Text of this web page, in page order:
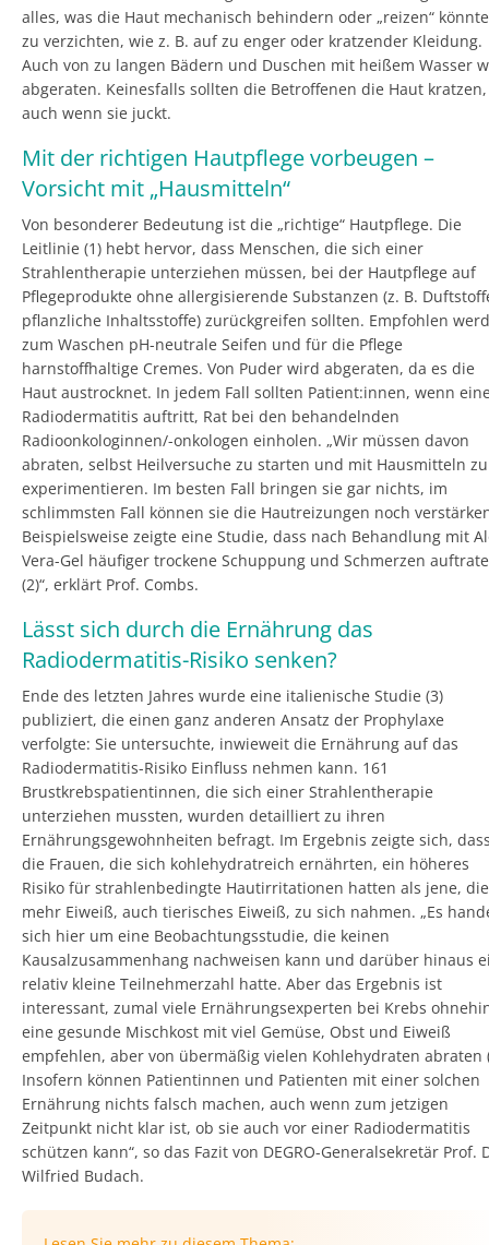
alles, was die Haut mechanisch behindern oder „reizen“
zu verzichten, wie z. B. auf zu enger oder kratzender Kleidung.
Auch von zu langen Bädern und Duschen mit heißem Wasser
abgeraten. Keinesfalls sollten die Betroffenen die Haut kratzen,
auch wenn sie juckt.
Mit der richtigen Hautpflege vorbeugen –
Vorsicht mit „Hausmitteln“
Von besonderer Bedeutung ist die „richtige“ Hautpflege. Die
Leitlinie (1) hebt hervor, dass Menschen, die sich einer
Strahlentherapie unterziehen müssen, bei der Hautpflege auf
Pflegeprodukte ohne allergisierende Substanzen (z. B.
pflanzliche Inhaltsstoffe) zurückgreifen sollten. Empfohlen
zum Waschen pH-neutrale Seifen und für die Pflege
harnstoffhaltige Cremes. Von Puder wird abgeraten, da es die
Haut austrocknet. In jedem Fall sollten Patient:innen, wenn
Radiodermatitis auftritt, Rat bei den behandelnden
Radioonkologinnen/-onkologen einholen. „Wir müssen davon
abraten, selbst Heilversuche zu starten und mit Hausmitteln zu
experimentieren. Im besten Fall bringen sie gar nichts, im
schlimmsten Fall können sie die Hautreizungen noch
Beispielsweise zeigte eine Studie, dass nach Behandlung mit
Vera-Gel häufiger trockene Schuppung und Schmerzen
(2)“, erklärt Prof. Combs.
Lässt sich durch die Ernährung das
Radiodermatitis-Risiko senken?
Ende des letzten Jahres wurde eine italienische Studie (3)
publiziert, die einen ganz anderen Ansatz der Prophylaxe
verfolgte: Sie untersuchte, inwieweit die Ernährung auf das
Radiodermatitis-Risiko Einfluss nehmen kann. 161
Brustkrebspatientinnen, die sich einer Strahlentherapie
unterziehen mussten, wurden detailliert zu ihren
Ernährungsgewohnheiten befragt. Im Ergebnis zeigte sich,
die Frauen, die sich kohlehydratreich ernährten, ein höheres
Risiko für strahlenbedingte Hautirritationen hatten als jene, die
mehr Eiweiß, auch tierisches Eiweiß, zu sich nahmen. „Es
sich hier um eine Beobachtungsstudie, die keinen
Kausalzusammenhang nachweisen kann und darüber hinaus
relativ kleine Teilnehmerzahl hatte. Aber das Ergebnis ist
interessant, zumal viele Ernährungsexperten bei Krebs
eine gesunde Mischkost mit viel Gemüse, Obst und Eiweiß
empfehlen, aber von übermäßig vielen Kohlehydraten abraten
Insofern können Patientinnen und Patienten mit einer solchen
Ernährung nichts falsch machen, auch wenn zum jetzigen
Zeitpunkt nicht klar ist, ob sie auch vor einer Radiodermatitis
schützen kann“, so das Fazit von DEGRO-Generalsekretär Prof.
Wilfried Budach.